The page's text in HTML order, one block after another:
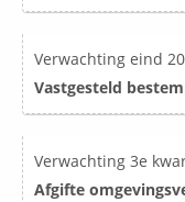
Verwachting eind
Vastgesteld
Verwachting 3e
Afgifte